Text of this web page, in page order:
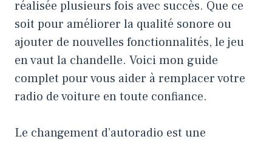
réalisée plusieurs fois avec succès. Que ce
soit pour améliorer la qualité sonore ou
ajouter de nouvelles fonctionnalités, le jeu
en vaut la chandelle. Voici mon guide
complet pour vous aider à remplacer votre
radio de voiture en toute confiance.
Le changement d’autoradio est une